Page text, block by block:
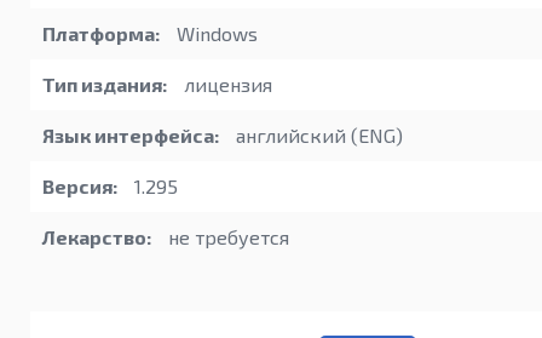
Платформа: Windows
Тип издания: лицензия
Язык интерфейса: английский (ENG)
Версия: 1.295
Лекарство: не требуется